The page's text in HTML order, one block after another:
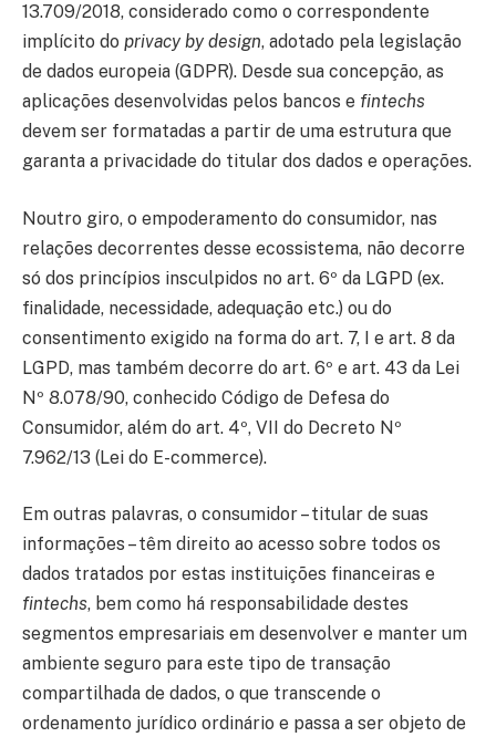
13.709/2018, considerado como o correspondente
implícito do privacy by design, adotado pela legislação
de dados europeia (GDPR). Desde sua concepção, as
aplicações desenvolvidas pelos bancos e fintechs
devem ser formatadas a partir de uma estrutura que
garanta a privacidade do titular dos dados e operações.
Noutro giro, o empoderamento do consumidor, nas
relações decorrentes desse ecossistema, não decorre
só dos princípios insculpidos no art. 6º da LGPD (ex.
finalidade, necessidade, adequação etc.) ou do
consentimento exigido na forma do art. 7, I e art. 8 da
LGPD, mas também decorre do art. 6º e art. 43 da Lei
Nº 8.078/90, conhecido Código de Defesa do
Consumidor, além do art. 4º, VII do Decreto Nº
7.962/13 (Lei do E-commerce).
Em outras palavras, o consumidor – titular de suas
informações – têm direito ao acesso sobre todos os
dados tratados por estas instituições financeiras e
fintechs, bem como há responsabilidade destes
segmentos empresariais em desenvolver e manter um
ambiente seguro para este tipo de transação
compartilhada de dados, o que transcende o
ordenamento jurídico ordinário e passa a ser objeto de